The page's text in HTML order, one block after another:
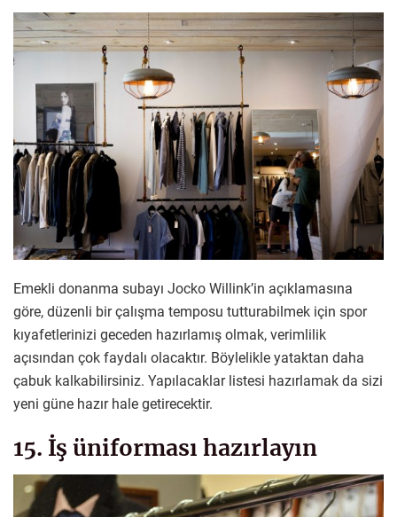
Emekli donanma subayı Jocko Willink’in açıklamasına
göre, düzenli bir çalışma temposu tutturabilmek için spor
kıyafetlerinizi geceden hazırlamış olmak, verimlilik
açısından çok faydalı olacaktır. Böylelikle yataktan daha
çabuk kalkabilirsiniz. Yapılacaklar listesi hazırlamak da sizi
yeni güne hazır hale getirecektir.
15. İş üniforması hazırlayın